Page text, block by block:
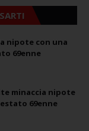
nipote con una
69enne
minaccia nipote
69enne